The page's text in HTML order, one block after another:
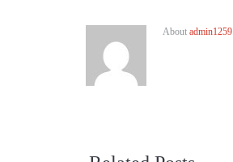
Aboutadmin1259